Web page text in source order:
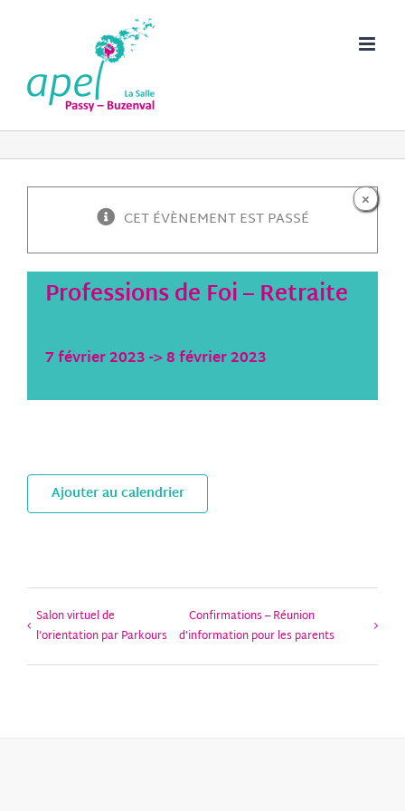
×
CET ÉVÈNEMENT EST PASSÉ
Professions de Foi – Retraite
7 février 2023->8 février 2023
Ajouter au calendrier
Salon virtuel de
l’orientation par Parkours
Confirmations – Réunion
d’information pour les parents